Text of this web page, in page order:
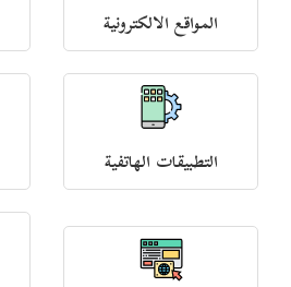
المواقع الالكترونية
التطبيقات الهاتفية